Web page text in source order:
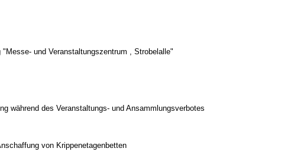
und Veranstaltungszentrum , Strobelalle"
während des Veranstaltungs- und Ansammlungsverbotes
von Krippenetagenbetten